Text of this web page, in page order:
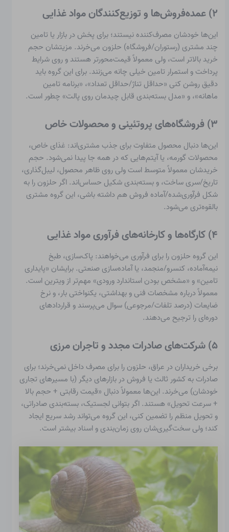
۲) عمده‌فروش‌ها و توزیع‌کنندگان مواد غذایی
این‌ها خودشان مصرف‌کننده نیستند؛ برای پخش در بازار یا تامین
چند مشتری (رستوران/فروشگاه) حلزون می‌خرند. مزیتشان حجم
خرید بالاتر است، ولی معمولاً قیمت‌محورتر هستند و روی شرایط
پرداخت و استمرار تامین خیلی چانه می‌زنند. برای این گروه باید
دقیق روشن کنی «حداقل تناژ/حداقل تعداد»، «برنامه تامین
ماهانه»، و «مدل بسته‌بندی قابل چیدمان روی پالت» چطور است.
۳) فروشگاه‌های پروتئینی و محصولات خاص
این‌ها دنبال محصول متفاوت برای جذب مشتری‌اند: غذای خاص،
محصولات گورمه، یا آیتم‌هایی که در همه جا پیدا نمی‌شود. حجم
خریدشان معمولاً متوسط است ولی روی ظاهر محصول، لیبل‌گذاری،
تاریخ/سری ساخت، و بسته‌بندی شکیل حساس‌اند. اگر حلزون را به
شکل فرآوری‌شده/آماده فروش هم داشته باشی، این گروه مشتری
بالقوه‌تری می‌شود.
۴) کارگاه‌ها و کارخانه‌های فرآوری مواد غذایی
این گروه حلزون را برای فرآوری می‌خواهند: پاک‌سازی، طبخ
نیمه‌آماده، کنسرو/منجمد، یا آماده‌سازی صنعتی. برایشان «پایداری
تامین» و «مشخص بودن استاندارد ورودی» مهم‌تر از ویترین است.
معمولاً درباره مشخصات فنی و بهداشتی، یکنواختی بار، و نرخ
ضایعات (درصد تلفات/مرجوعی) سوال می‌پرسند و قراردادهای
دوره‌ای را ترجیح می‌دهند.
۵) شرکت‌های صادرات مجدد و تاجران مرزی
برخی خریداران در عراق، حلزون را برای مصرف داخل نمی‌خرند؛ برای
صادرات به کشور ثالث یا فروش در بازارهای دیگر (با مسیرهای تجاری
خودشان) می‌خرند. این‌ها معمولاً دنبال «قیمت رقابتی + حجم بالا
+ سرعت تحویل» هستند. اگر بتوانی لجستیک، بسته‌بندی صادراتی،
و تحویل منظم را تضمین کنی، این گروه می‌تواند رشد سریع ایجاد
کند؛ ولی سخت‌گیری‌شان روی زمان‌بندی و اسناد بیشتر است.